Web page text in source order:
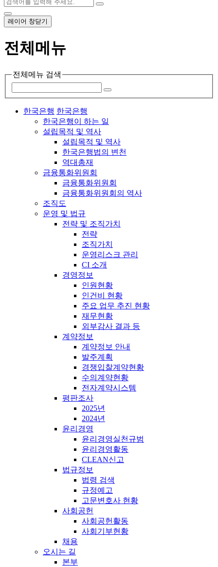
레이어 창닫기
전체메뉴
전체메뉴 검색
한국은행 한국은행
한국은행이 하는 일
설립목적 및 역사
설립목적 및 역사
한국은행법의 변천
역대총재
금융통화위원회
금융통화위원회
금융통화위원회의 역사
조직도
운영 및 법규
전략 및 조직가치
전략
조직가치
운영리스크 관리
CI 소개
경영정보
인원현황
인건비 현황
주요 업무 추진 현황
재무현황
외부감사 결과 등
계약정보
계약정보 안내
발주계획
경쟁입찰계약현황
수의계약현황
전자계약시스템
평판조사
2025년
2024년
윤리경영
윤리경영실천규범
윤리경영활동
CLEAN신고
법규정보
법령 검색
규정예고
고문변호사 현황
사회공헌
사회공헌활동
사회기부현황
채용
오시는 길
본부